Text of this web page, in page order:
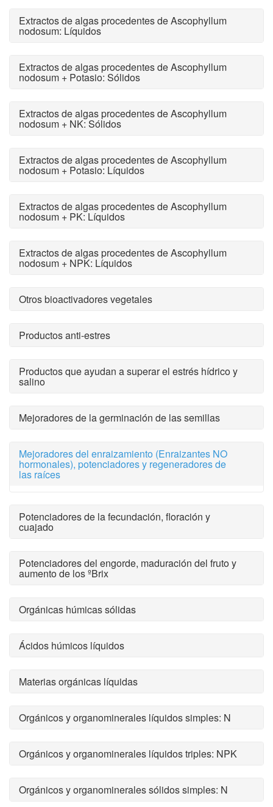
Extractos de algas procedentes de Ascophyllum
nodosum: Líquidos
Extractos de algas procedentes de Ascophyllum
nodosum + Potasio: Sólidos
Extractos de algas procedentes de Ascophyllum
nodosum + NK: Sólidos
Extractos de algas procedentes de Ascophyllum
nodosum + Potasio: Líquidos
Extractos de algas procedentes de Ascophyllum
nodosum + PK: Líquidos
Extractos de algas procedentes de Ascophyllum
nodosum + NPK: Líquidos
Otros bioactivadores vegetales
Productos anti-estres
Productos que ayudan a superar el estrés hídrico y
salino
Mejoradores de la germinación de las semillas
Mejoradores del enraizamiento (Enraizantes NO
hormonales), potenciadores y regeneradores de
las raíces
Potenciadores de la fecundación, floración y
cuajado
Potenciadores del engorde, maduración del fruto y
aumento de los ºBrix
Orgánicas húmicas sólidas
Ácidos húmicos líquidos
Materias orgánicas líquidas
Orgánicos y organominerales líquidos simples: N
Orgánicos y organominerales líquidos triples: NPK
Orgánicos y organominerales sólidos simples: N